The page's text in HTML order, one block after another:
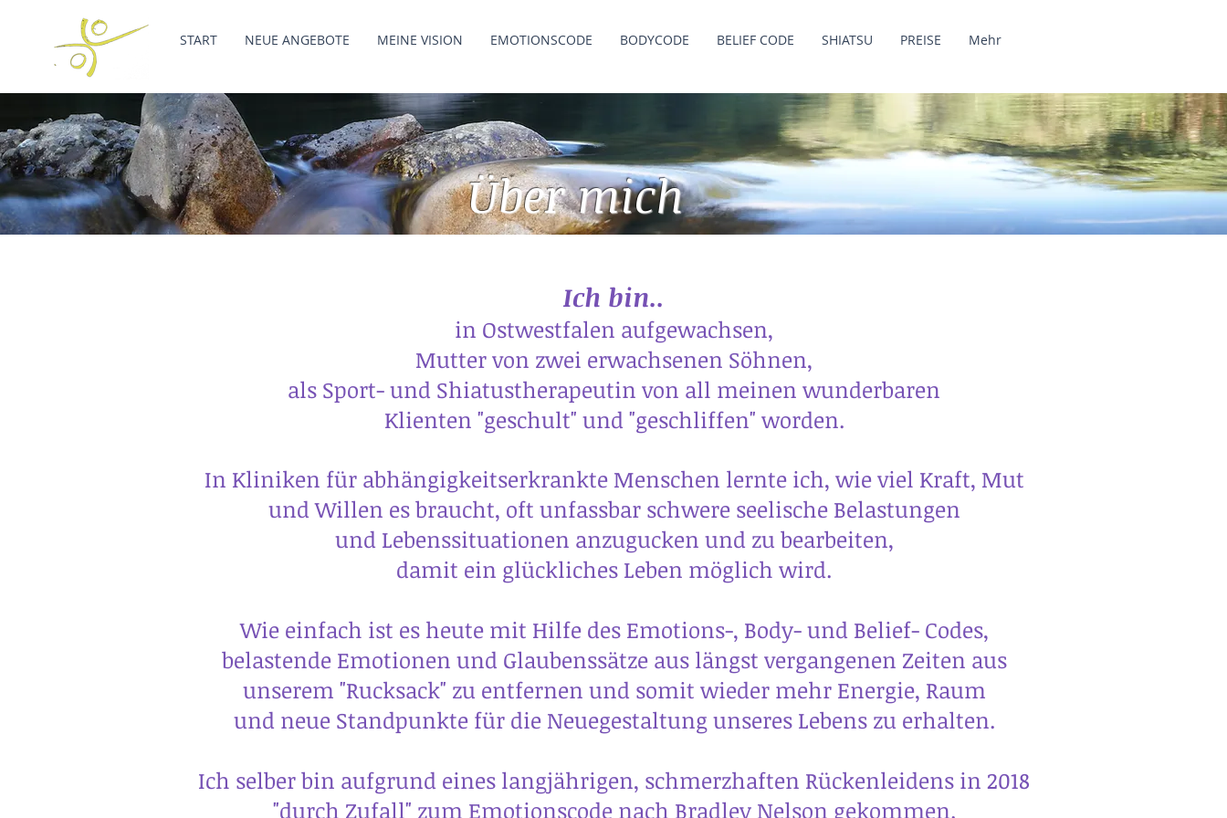
START NEUE ANGEBOTE MEINE VISION EMOTIONSCODE BODYCODE BELIEF CODE SHIATSU PREISE Mehr
Über mich
Ich bin..
in Ostwestfalen aufgewachsen,
Mutter von zwei erwachsenen Söhnen,
als Sport- und Shiatustherapeutin von all meinen wunderbaren
Klienten "geschult" und "geschliffen" worden.
In Kliniken für abhängigkeitserkrankte Menschen lernte ich, wie viel Kraft, Mut
und Willen es braucht, oft unfassbar schwere seelische Belastungen
und Lebenssituationen anzugucken und zu bearbeiten,
damit ein glückliches Leben möglich wird.
Wie einfach ist es heute mit Hilfe des Emotions-, Body- und Belief- Codes,
belastende Emotionen und Glaubenssätze aus längst vergangenen Zeiten aus
unserem "Rucksack" zu entfernen und somit wieder mehr Energie, Raum
und neue Standpunkte für die Neuegestaltung unseres Lebens zu erhalten.
Ich selber bin aufgrund eines langjährigen, schmerzhaften Rückenleidens in 2018
"durch Zufall" zum Emotionscode nach Bradley Nelson gekommen.